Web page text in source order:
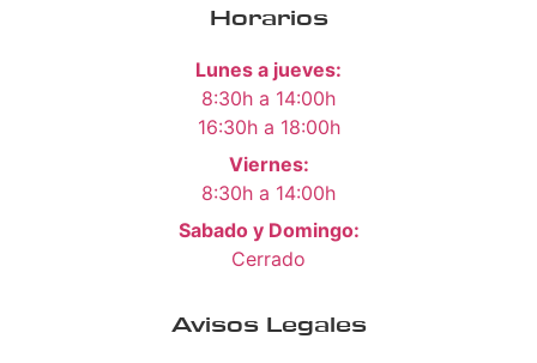
Horarios
Lunes a jueves:
8:30h a 14:00h
16:30h a 18:00h
Viernes:
8:30h a 14:00h
Sabado y Domingo:
Cerrado
Avisos Legales